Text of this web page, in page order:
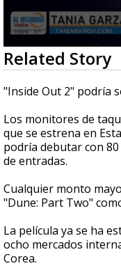
0
seconds
of
1
minute,
seconds
Related Story
"Inside Out 2" podría
Los monitores de
que se estrena en
podría debutar con
de entradas.
Cualquier monto
"Dune: Part Two"
La película ya se ha
ocho mercados
Corea.